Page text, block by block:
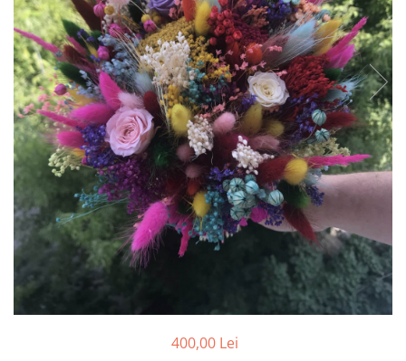
Tablou licheni pentru Barbati
Tablouri 40/30
Tablouri cu licheni pe canvas
Tablouri cu licheni pentru Nasi si
Fini
Tablouri fluturi
400,00 Lei